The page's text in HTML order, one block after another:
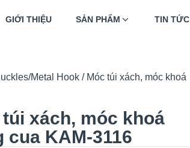
GIỚI THIỆU SẢN PHẨM TIN TỨC
Metal Hook / Móc túi xách, móc khoá
túi xách, móc khoá
cua KAM-3116